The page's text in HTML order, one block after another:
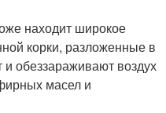
находит широкое
корки, разложенные в
обеззараживают воздух
масел и